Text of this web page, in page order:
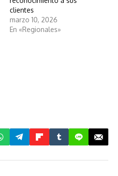
clientes
marzo 10, 2026
En «Regionales»